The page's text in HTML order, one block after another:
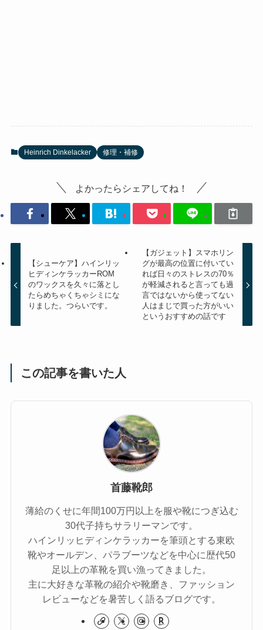
Heinrich Dinkelacker 修理・補修
よかったらシェアしてね！
【シューケア】ハインリッ
ヒディンケラッカーROM
のワックスを久々に落とし
たらめちゃくちゃシミにな
りました。つらいです。
【ガジェット】スマホリン
グが最高の位置に付いてい
れば日々のストレスの70％
が軽減されると言っても過
言ではないから使ってない
人はまじで買った方がいい
というおすすめの話です
この記事を書いた人
首藤靴郎
薄給のくせに年間100万円以上を服や靴につぎ込む
30代子持ちサラリーマンです。
ハインリッヒディンケラッカーを筆頭とする東欧
靴やオールデン、パラブーツなどを中心に歴代50
足以上の革靴を買い漁ってきました。
主に大好きな革靴の紹介や靴磨き、ファッション
レビューなどを暑苦しく語るブログです。